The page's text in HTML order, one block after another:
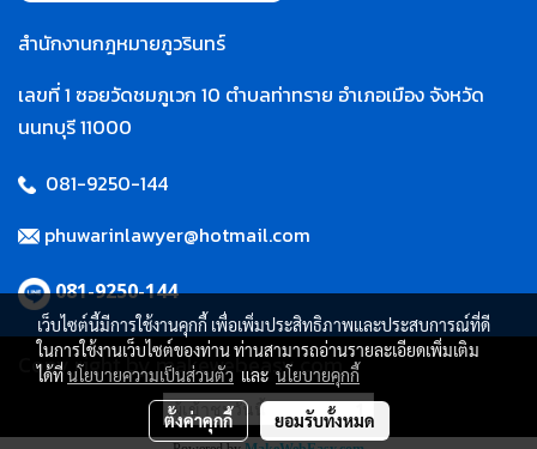
สำนักงานกฎหมายภูวรินทร์
เลขที่ 1 ซอยวัดชมภูเวก 10 ตำบลท่าทราย อำเภอเมือง จังหวัด
นนทบุรี 11000
081-9250-144
phuwarinlawyer@hotmail.com
081-9250-144
Copy right by makewebeasy.com
ผู้เข้าชมวันนี้ 1
เว็บไซต์นี้มีการใช้งานคุกกี้ เพื่อเพิ่มประสิทธิภาพและประสบการณ์ที่ดี
ในการใช้งานเว็บไซต์ของท่าน ท่านสามารถอ่านรายละเอียดเพิ่มเติม
ได้ที่นโยบายความเป็นส่วนตัว และ นโยบายคุกกี้
ตั้งค่าคุกกี้ ยอมรับทั้งหมด